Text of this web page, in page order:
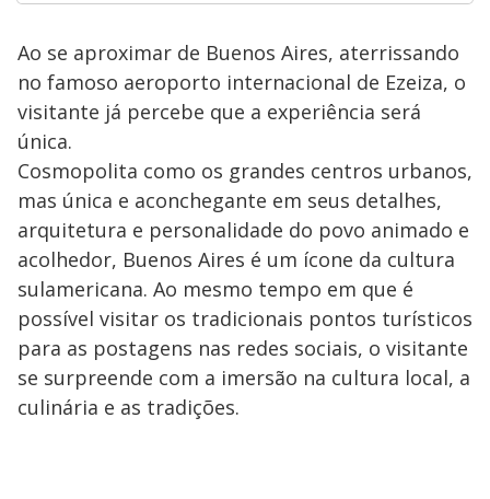
Ao se aproximar de Buenos Aires, aterrissando
no famoso aeroporto internacional de Ezeiza, o
visitante já percebe que a experiência será
única.
Cosmopolita como os grandes centros urbanos,
mas única e aconchegante em seus detalhes,
arquitetura e personalidade do povo animado e
acolhedor, Buenos Aires é um ícone da cultura
sulamericana. Ao mesmo tempo em que é
possível visitar os tradicionais pontos turísticos
para as postagens nas redes sociais, o visitante
se surpreende com a imersão na cultura local, a
culinária e as tradições.